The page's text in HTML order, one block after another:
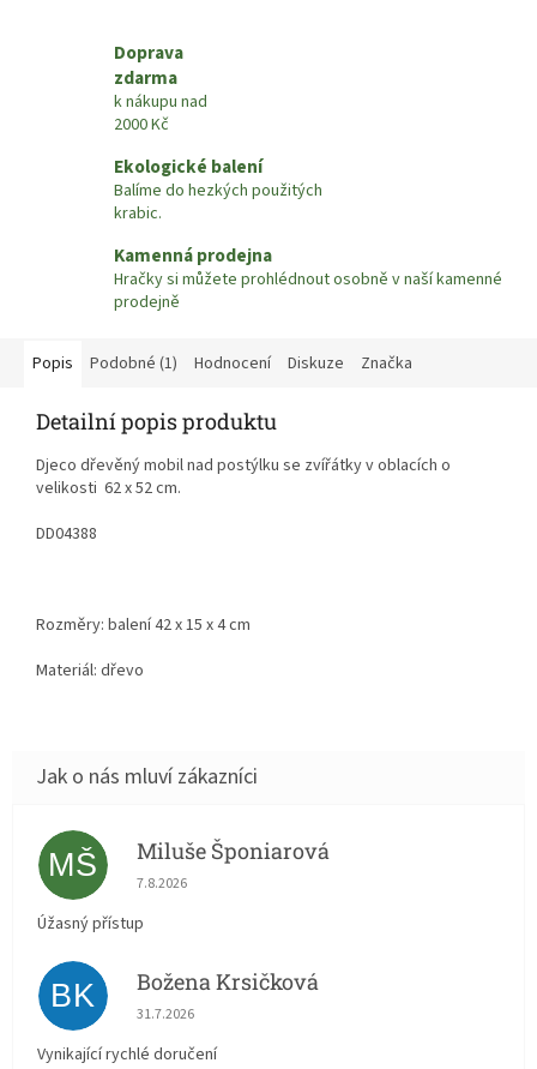
Doprava
zdarma
k nákupu nad
2000 Kč
Ekologické balení
Balíme do hezkých použitých
krabic.
Kamenná prodejna
Hračky si můžete prohlédnout osobně v naší kamenné
prodejně
Popis Podobné (1) Hodnocení Diskuze Značka
Detailní popis produktu
Djeco dřevěný mobil nad postýlku se zvířátky v oblacích o
velikosti 62 x 52 cm.
DD04388
Rozměry: balení42 x 15 x 4cm
Materiál: dřevo
MŠ Miluše Šponiarová
Hodnocení obchodu je 5 z 5 hvězdiček.
7.8.2026
Úžasný přístup
BK Božena Krsičková
Hodnocení obchodu je 5 z 5 hvězdiček.
31.7.2026
Vynikající rychlé doručení